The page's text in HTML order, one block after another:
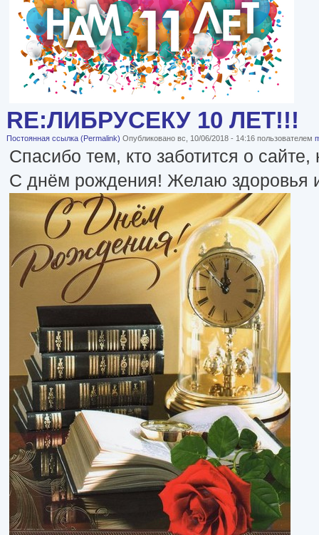
RE:ЛИБРУСЕКУ 10 ЛЕТ!!!
Постоянная ссылка (Permalink) Опубликовано вс, 10/06/2018 - 14:16 пользователем
Спасибо тем, кто заботится о сайте,
С днём рождения! Желаю здоровья